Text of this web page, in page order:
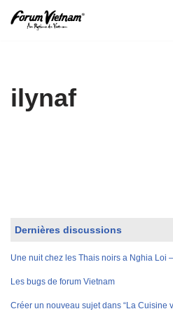
ilynaf
Dernières discussions
Une nuit chez les Thais noirs a Nghia Loi
Les bugs de forum Vietnam
Créer un nouveau sujet dans “La Cuisine